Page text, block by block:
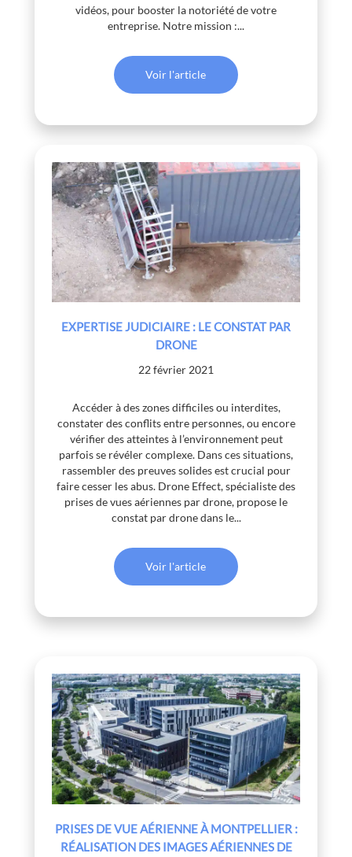
vidéos, pour booster la notoriété de votre
entreprise. Notre mission :...
Voir l'article
EXPERTISE JUDICIAIRE : LE CONSTAT PAR
DRONE
22 février 2021
Accéder à des zones difficiles ou interdites,
constater des conflits entre personnes, ou encore
vérifier des atteintes à l’environnement peut
parfois se révéler complexe. Dans ces situations,
rassembler des preuves solides est crucial pour
faire cesser les abus. Drone Effect, spécialiste des
prises de vues aériennes par drone, propose le
constat par drone dans le...
Voir l'article
PRISES DE VUE AÉRIENNE À MONTPELLIER :
RÉALISATION DES IMAGES AÉRIENNES DE